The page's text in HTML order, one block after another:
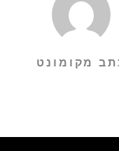
מקומונט